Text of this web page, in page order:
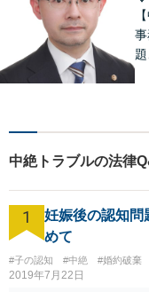
中絶トラブルの法律
1
妊娠後の認知問
めて
#子の認知 #中絶 #婚約破棄
2019年7月22日